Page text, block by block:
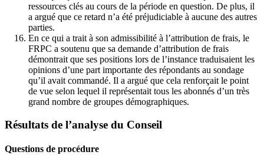
ressources clés au cours de la période en question. De plus, il
a argué que ce retard n’a été préjudiciable à aucune des autres
parties.
En ce qui a trait à son admissibilité à l’attribution de frais, le
FRPC a soutenu que sa demande d’attribution de frais
démontrait que ses positions lors de l’instance traduisaient les
opinions d’une part importante des répondants au sondage
qu’il avait commandé. Il a argué que cela renforçait le point
de vue selon lequel il représentait tous les abonnés d’un très
grand nombre de groupes démographiques.
Résultats de l’analyse du Conseil
Questions de procédure